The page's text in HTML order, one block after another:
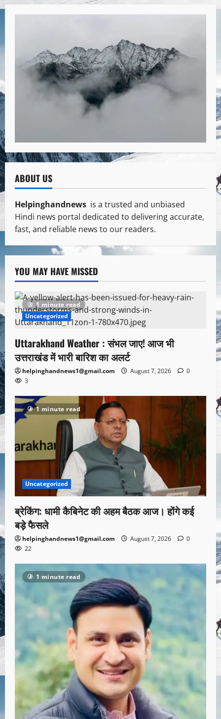
ABOUT US
Helpinghandnews is a trusted and unbiased
Hindi news portal dedicated to delivering accurate,
fast, and reliable news to our readers.
YOU MAY HAVE MISSED
1 minute read
Uncategorized
Uttarakhand Weather : संभल जाए! आज भी
उत्तराखंड में भारी बारिश का अलर्ट
helpinghandnews1@gmail.com August 7, 2026
0
3
1 minute read
Uncategorized
ब्रेकिंग: धामी कैबिनेट की अहम बैठक आज। होंगे कई
बड़े फैसले
helpinghandnews1@gmail.com August 7, 2026
0
22
1 minute read